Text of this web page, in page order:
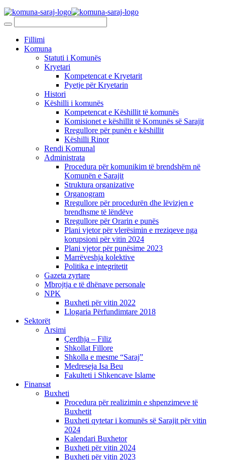
Fillimi
Komuna
Statuti i Komunës
Kryetari
Kompetencat e Kryetarit
Pyetje për Kryetarin
Histori
Këshilli i komunës
Kompetencat e Këshillit të komunës
Komisionet e këshillit të Komunës së Sarajit
Rregullore për punën e këshillit
Këshilli Rinor
Rendi Komunal
Administrata
Procedura për komunikim të brendshëm në
Komunën e Sarajit
Struktura organizative
Organogram
Rregullore për procedurën dhe lëvizjen e
brendhsme të lëndëve
Rregullore për Orarin e punës
Plani vjetor për vlerësimin e rreziqeve nga
korupsioni për vitin 2024
Plani vjetor për punësime 2023
Marrëveshja kolektive
Politika e integritetit
Gazeta zyrtare
Mbrojtja e të dhënave personale
NPK
Buxheti për vitin 2022
Llogaria Përfundimtare 2018
Sektorët
Arsimi
Çerdhja – Filiz
Shkollat Fillore
Shkolla e mesme “Saraj”
Medreseja Isa Beu
Fakulteti i Shkencave Islame
Finansat
Buxheti
Procedura për realizimin e shpenzimeve të
Buxhetit
Buxheti qytetar i komunës së Sarajit për vitin
2024
Kalendari Buxhetor
Buxheti për vitin 2024
Buxheti për vitin 2023